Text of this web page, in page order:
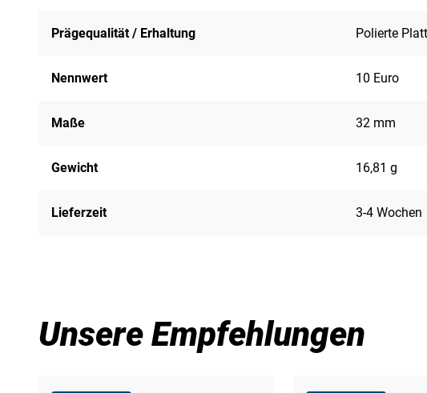
Prägequalität / Erhaltung Polierte
Nennwert 10 Euro
Maße 32 mm
Gewicht 16,81 g
Lieferzeit 3-4 Wochen
Unsere Empfehlungen